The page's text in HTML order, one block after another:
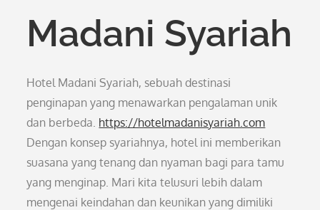
Madani Syariah
Hotel Madani Syariah, sebuah destinasi
penginapan yang menawarkan pengalaman unik
dan berbeda. https://hotelmadanisyariah.com
Dengan konsep syariahnya, hotel ini memberikan
suasana yang tenang dan nyaman bagi para tamu
yang menginap. Mari kita telusuri lebih dalam
mengenai keindahan dan keunikan yang dimiliki